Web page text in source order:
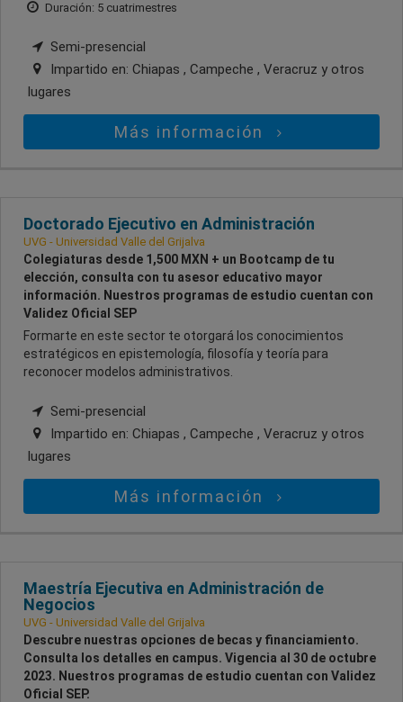
Duración: 5 cuatrimestres
Semi-presencial
Impartido en: Chiapas , Campeche , Veracruz y otros
lugares
Más información
Doctorado Ejecutivo en Administración
UVG - Universidad Valle del Grijalva
Colegiaturas desde 1,500 MXN + un Bootcamp de tu
elección, consulta con tu asesor educativo mayor
información. Nuestros programas de estudio cuentan con
Validez Oficial SEP
Formarte en este sector te otorgará los conocimientos
estratégicos en epistemología, filosofía y teoría para
reconocer modelos administrativos.
Semi-presencial
Impartido en: Chiapas , Campeche , Veracruz y otros
lugares
Más información
Maestría Ejecutiva en Administración de
Negocios
UVG - Universidad Valle del Grijalva
Descubre nuestras opciones de becas y financiamiento.
Consulta los detalles en campus. Vigencia al 30 de octubre
2023. Nuestros programas de estudio cuentan con Validez
Oficial SEP.